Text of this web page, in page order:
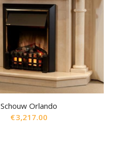
Schouw Orlando
€3,217.00